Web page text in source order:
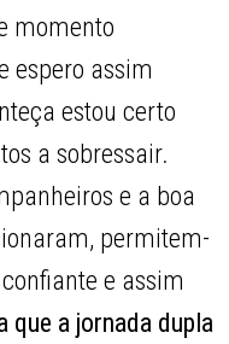
momento
espero assim
estou certo
a sobressair.
e a boa
permitem-
e assim
que a jornada dupla